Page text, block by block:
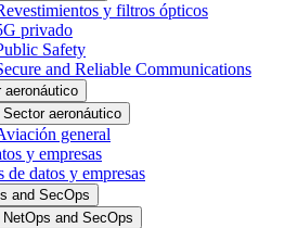
y filtros ópticos
privado
Safety
and Reliable Communications
aeronáutico
Sector aeronáutico
general
y empresas
de datos y empresas
and SecOps
NetOps and SecOps